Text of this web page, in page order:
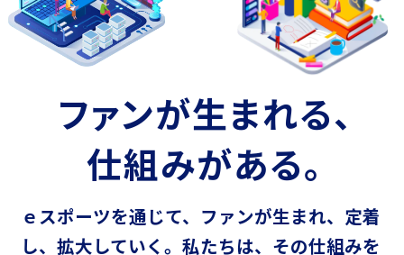
ファンが生まれる、
仕組みがある。
ｅスポーツを通じて、ファンが生まれ、定着
し、拡大していく。 私たちは、その仕組みを